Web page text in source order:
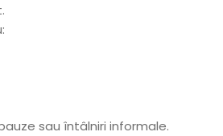
sau întâlniri informale.